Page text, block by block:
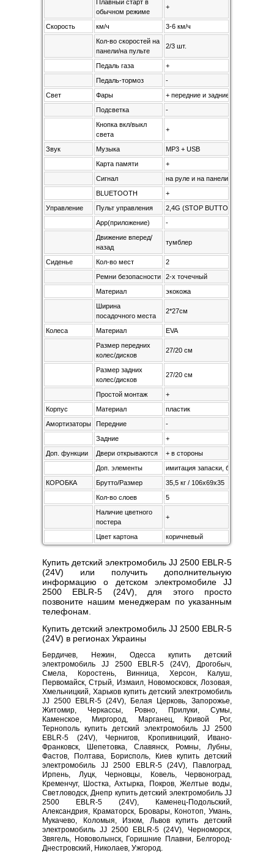
Плавный старт в
обычном режиме
+
Скорость км/ч
3-6 км/ч
Кол-во скоростей на
панели/на пульте
2/3 шт.
Педаль газа
+
Педаль-тормоз
-
Свет
Фары
+ передние и задние
Подсветка
-
Кнопка вкл/выкл
света
+
Звук Музыка
MP3 + USB
Карта памяти
+
Сигнал
на руле и на панели
BLUETOOTH
+
Управление
Пульт управления
2,4G (STOP BUTTON)
App(приложение)
-
Движение вперед/
назад
тумблер
Сиденье Кол-во мест
2
Ремни безопасности
2-х точечный
Материал
экокожа
Ширина
посадочного места
2*27см
Колеса Материал
EVA
Размер передних
колес/дисков
27/20 см
Размер задних
колес/дисков
27/20 см
Простой монтаж
+
Корпус
Материал
пластик
Амортизаторы
Передние
-
Задние
+
Доп. функции
Двери открываются
+ в стороны
Доп. элементы
имитация запаски, блокатор
КОРОБКА
Брутто/Размер
35,5 кг / 106х69х35
Кол-во слоев
5
Наличие цветного
постера
+
Цвет картона коричневый
Купить детский электромобиль JJ 2500 EBLR-5
(24V) или получить дополнительную
информацию о детском электромобиле JJ
2500 EBLR-5 (24V), для этого просто
позвоните нашим менеджерам по указанным
телефонам.
Купить детский электромобиль JJ 2500 EBLR-5
(24V) в регионах Украины
Бердичев, Нежин, Одесса купить детский
электромобиль JJ 2500 EBLR-5 (24V), Дрогобыч,
Смела, Коростень, Винница, Херсон, Калуш,
Первомайск, Стрый, Измаил, Новомосковск, Лозовая,
Хмельницкий, Харьков купить детский электромобиль
JJ 2500 EBLR-5 (24V), Белая Церковь, Запорожье,
Житомир, Черкассы, Ровно, Прилуки, Сумы,
Каменское, Миргород, Марганец, Кривой Рог,
Тернополь купить детский электромобиль JJ 2500
EBLR-5 (24V), Чернигов, Кропивницкий, Ивано-
Франковск, Шепетовка, Славянск, Ромны, Лубны,
Фастов, Полтава, Борисполь, Киев купить детский
электромобиль JJ 2500 EBLR-5 (24V), Павлоград,
Ирпень, Луцк, Черновцы, Ковель, Червоноград,
Кременчуг, Шостка, Ахтырка, Покров, Желтые воды,
Светловодск, Днепр купить детский электромобиль JJ
2500 EBLR-5 (24V), Каменец-Подольский,
Александрия, Краматорск, Бровары, Конотоп, Умань,
Мукачево, Коломыя, Изюм, Львов купить детский
электромобиль JJ 2500 EBLR-5 (24V), Черноморск,
Звягель, Нововолынск, Горишние Плавни, Белгород-
Днестровский, Николаев, Ужгород.